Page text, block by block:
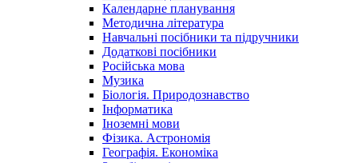
Календарне планування
Методична література
Навчальні посібники та підручники
Додаткові посібники
Російська мова
Музика
Біологія. Природознавство
Інформатика
Іноземні мови
Фізика. Астрономія
Географія. Економіка